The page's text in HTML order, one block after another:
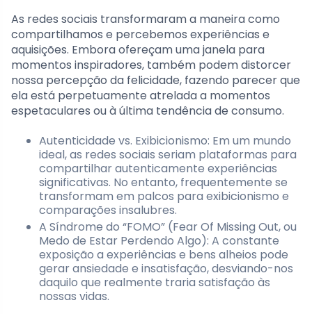
As redes sociais transformaram a maneira como
compartilhamos e percebemos experiências e
aquisições. Embora ofereçam uma janela para
momentos inspiradores, também podem distorcer
nossa percepção da felicidade, fazendo parecer que
ela está perpetuamente atrelada a momentos
espetaculares ou à última tendência de consumo.
Autenticidade vs. Exibicionismo: Em um mundo
ideal, as redes sociais seriam plataformas para
compartilhar autenticamente experiências
significativas. No entanto, frequentemente se
transformam em palcos para exibicionismo e
comparações insalubres.
A Síndrome do “FOMO” (Fear Of Missing Out, ou
Medo de Estar Perdendo Algo): A constante
exposição a experiências e bens alheios pode
gerar ansiedade e insatisfação, desviando-nos
daquilo que realmente traria satisfação às
nossas vidas.